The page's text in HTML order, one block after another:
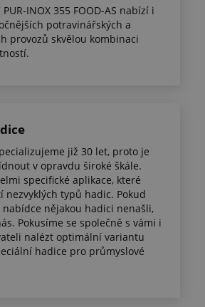
PUR-INOX 355 FOOD-AS nabízí i
potravinářských a
provozů skvělou kombinaci
již 30 let, proto je
v opravdu široké škále.
specifické aplikace, které
nezvyklých typů hadic. Pokud
nabídce nějakou hadici nenašli,
Pokusíme se společně s vámi i
nalézt optimální variantu
hadice pro průmyslové